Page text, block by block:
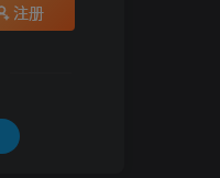
注册